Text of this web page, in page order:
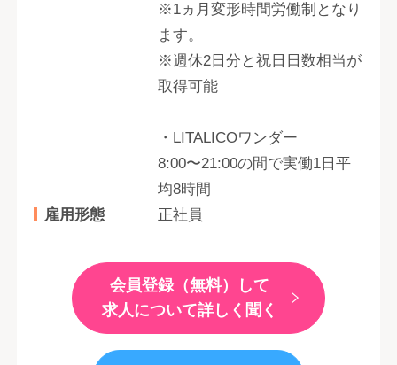
※1ヵ月変形時間労働制となり
ます。
※週休2日分と祝日日数相当が
取得可能
・LITALICOワンダー
8:00〜21:00の間で実働1日平
均8時間
雇用形態
正社員
会員登録（無料）して
求人について詳しく聞く